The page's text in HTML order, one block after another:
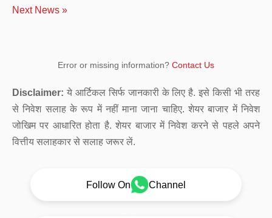
Next News »
Error or missing information? Contact Us
Disclaimer: ये आर्टिकल सिर्फ जानकारी के लिए है. इसे किसी भी तरह
से निवेश सलाह के रूप में नहीं माना जाना चाहिए. शेयर बाजार में निवेश
जोखिम पर आधारित होता है. शेयर बाजार में निवेश करने से पहले अपने
वित्तीय सलाहकार से सलाह जरूर लें.
Follow On Channel